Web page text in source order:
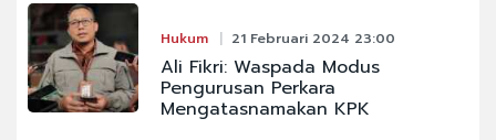
Hukum 21 Februari 2024 23:00
Ali Fikri: Waspada Modus
Pengurusan Perkara
Mengatasnamakan KPK